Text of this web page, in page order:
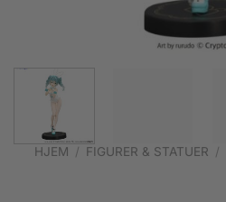
HJEM / FIGURER & STATUER /